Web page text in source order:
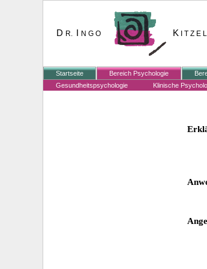
D R. N G O K I T Z E
Startseite Bereich Psychologie
Gesundheitspsychologie
Klinische